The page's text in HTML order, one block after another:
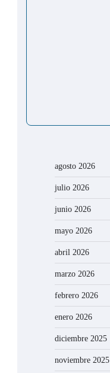
agosto 2026
julio 2026
junio 2026
mayo 2026
abril 2026
marzo 2026
febrero 2026
enero 2026
diciembre 2025
noviembre 2025